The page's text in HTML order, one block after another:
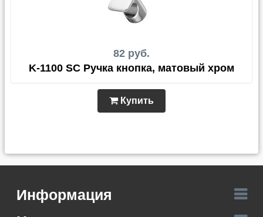
82 руб.
K-1100 SC Ручка кнопка, матовый хром
Купить
Информация